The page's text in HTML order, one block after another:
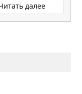
далее